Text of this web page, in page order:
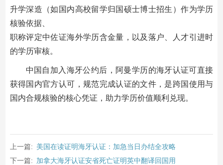
升学深造（如国内高校留学归国硕士博士招生）作为学历
核验依据、
职称评定中佐证海外学历含金量，以及落户、人才引进时
的学历审核。
中国自加入海牙公约后，阿曼学历的海牙认证可直接
获得国内官方认可，规范完成认证的文件，是跨国使用与
国内合规核验的核心凭证，助力学历价值顺利兑现。
上一篇: 美国在读证明海牙认证：加急当日办结全攻略
下一篇: 加拿大海牙认证安省死亡证明英中翻译回国用